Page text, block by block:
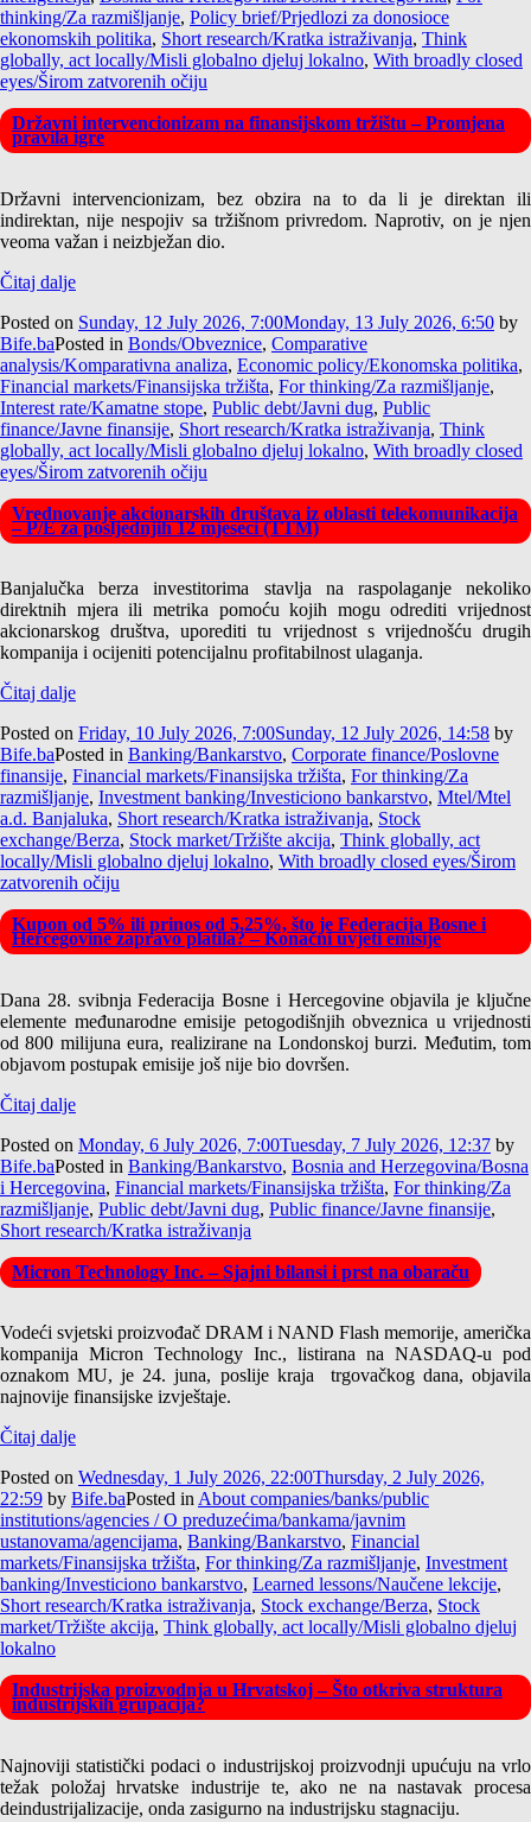
thinking/Za razmišljanje, Policy brief/Prjedlozi za donosioce
ekonomskih politika, Short research/Kratka istraživanja, Think
globally, act locally/Misli globalno djeluj lokalno, With broadly closed
eyes/Širom zatvorenih očiju
Državni intervencionizam na finansijskom tržištu – Promjena
pravila igre
Državni intervencionizam, bez obzira na to da li je direktan ili
indirektan, nije nespojiv sa tržišnom privredom. Naprotiv, on je njen
veoma važan i neizbježan dio.
Čitaj dalje
Posted on Sunday, 12 July 2026, 7:00Monday, 13 July 2026, 6:50 by
Bife.baPosted in Bonds/Obveznice, Comparative
analysis/Komparativna analiza, Economic policy/Ekonomska politika,
Financial markets/Finansijska tržišta, For thinking/Za razmišljanje,
Interest rate/Kamatne stope, Public debt/Javni dug, Public
finance/Javne finansije, Short research/Kratka istraživanja, Think
globally, act locally/Misli globalno djeluj lokalno, With broadly closed
eyes/Širom zatvorenih očiju
Vrednovanje akcionarskih društava iz oblasti telekomunikacija
– P/E za posljednjih 12 mjeseci (TTM)
Banjalučka berza investitorima stavlja na raspolaganje nekoliko
direktnih mjera ili metrika pomoću kojih mogu odrediti vrijednost
akcionarskog društva, uporediti tu vrijednost s vrijednošću drugih
kompanija i ocijeniti potencijalnu profitabilnost ulaganja.
Čitaj dalje
Posted on Friday, 10 July 2026, 7:00Sunday, 12 July 2026, 14:58 by
Bife.baPosted in Banking/Bankarstvo, Corporate finance/Poslovne
finansije, Financial markets/Finansijska tržišta, For thinking/Za
razmišljanje, Investment banking/Investiciono bankarstvo, Mtel/Mtel
a.d. Banjaluka, Short research/Kratka istraživanja, Stock
exchange/Berza, Stock market/Tržište akcija, Think globally, act
locally/Misli globalno djeluj lokalno, With broadly closed eyes/Širom
zatvorenih očiju
Kupon od 5% ili prinos od 5,25%, što je Federacija Bosne i
Hercegovine zapravo platila? – Konačni uvjeti emisije
Dana 28. svibnja Federacija Bosne i Hercegovine objavila je ključne
elemente međunarodne emisije petogodišnjih obveznica u vrijednosti
od 800 milijuna eura, realizirane na Londonskoj burzi. Međutim, tom
objavom postupak emisije još nije bio dovršen.
Čitaj dalje
Posted on Monday, 6 July 2026, 7:00Tuesday, 7 July 2026, 12:37 by
Bife.baPosted in Banking/Bankarstvo, Bosnia and Herzegovina/Bosna
i Hercegovina, Financial markets/Finansijska tržišta, For thinking/Za
razmišljanje, Public debt/Javni dug, Public finance/Javne finansije,
Short research/Kratka istraživanja
Micron Technology Inc. – Sjajni bilansi i prst na obaraču
Vodeći svjetski proizvođač DRAM i NAND Flash memorije, američka
kompanija Micron Technology Inc., listirana na NASDAQ-u pod
oznakom MU, je 24. juna, poslije kraja trgovačkog dana, objavila
najnovije finansijske izvještaje.
Čitaj dalje
Posted on Wednesday, 1 July 2026, 22:00Thursday, 2 July 2026,
22:59 by Bife.baPosted in About companies/banks/public
institutions/agencies / O preduzećima/bankama/javnim
ustanovama/agencijama, Banking/Bankarstvo, Financial
markets/Finansijska tržišta, For thinking/Za razmišljanje, Investment
banking/Investiciono bankarstvo, Learned lessons/Naučene lekcije,
Short research/Kratka istraživanja, Stock exchange/Berza, Stock
market/Tržište akcija, Think globally, act locally/Misli globalno djeluj
lokalno
Industrijska proizvodnja u Hrvatskoj – Što otkriva struktura
industrijskih grupacija?
Najnoviji statistički podaci o industrijskoj proizvodnji upućuju na vrlo
težak položaj hrvatske industrije te, ako ne na nastavak procesa
deindustrijalizacije, onda zasigurno na industrijsku stagnaciju.